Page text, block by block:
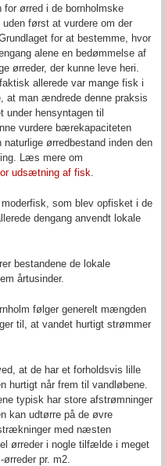
ørred i de bornholmske
først at vurdere om der
for at bestemme, hvor
alene en bedømmelse af
ørreder, der kunne leve heri.
allerede var mange fisk i
at man ændrede denne praksis
hensyntagen til
vurdere bærekapaciteten
ørredbestand inden den
Læs mere om
udsætning af fisk.
som blev opfisket i de
dengang anvendt lokale
bestandene de lokale
årtusinder.
følger generelt mængden
til, at vandet hurtigt strømmer
at de har et forholdsvis lille
hurtigt når frem til vandløbene.
typisk har store afstrømninger
kan udtørre på de øvre
med næsten
ørreder i nogle tilfælde i meget
pr. m2.